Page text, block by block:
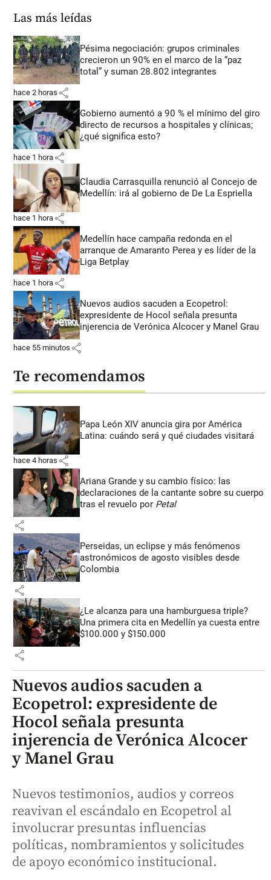
Las más leídas
Pésima negociación: grupos criminales
crecieron un 90% en el marco de la “paz
total” y suman 28.802 integrantes
hace 2 horas share
Gobierno aumentó a 90 % el mínimo del giro
directo de recursos a hospitales y clínicas;
¿qué significa esto?
hace 1 hora share
Claudia Carrasquilla renunció al Concejo de
Medellín: irá al gobierno de De La Espriella
hace 1 hora share
Medellín hace campaña redonda en el
arranque de Amaranto Perea y es líder de la
Liga Betplay
hace 1 hora share
Nuevos audios sacuden a Ecopetrol:
expresidente de Hocol señala presunta
injerencia de Verónica Alcocer y Manel Grau
hace 55 minutos share
Te recomendamos
Papa León XIV anuncia gira por América
Latina: cuándo será y qué ciudades visitará
hace 4 horas share
Ariana Grande y su cambio físico: las
declaraciones de la cantante sobre su cuerpo
tras el revuelo por Petal
share
Perseidas, un eclipse y más fenómenos
astronómicos de agosto visibles desde
Colombia
share
¿Le alcanza para una hamburguesa triple?
Una primera cita en Medellín ya cuesta entre
$100.000 y $150.000
share
Nuevos audios sacuden a
Ecopetrol: expresidente de
Hocol señala presunta
injerencia de Verónica Alcocer
y Manel Grau
Nuevos testimonios, audios y correos
reavivan el escándalo en Ecopetrol al
involucrar presuntas influencias
políticas, nombramientos y solicitudes
de apoyo económico institucional.